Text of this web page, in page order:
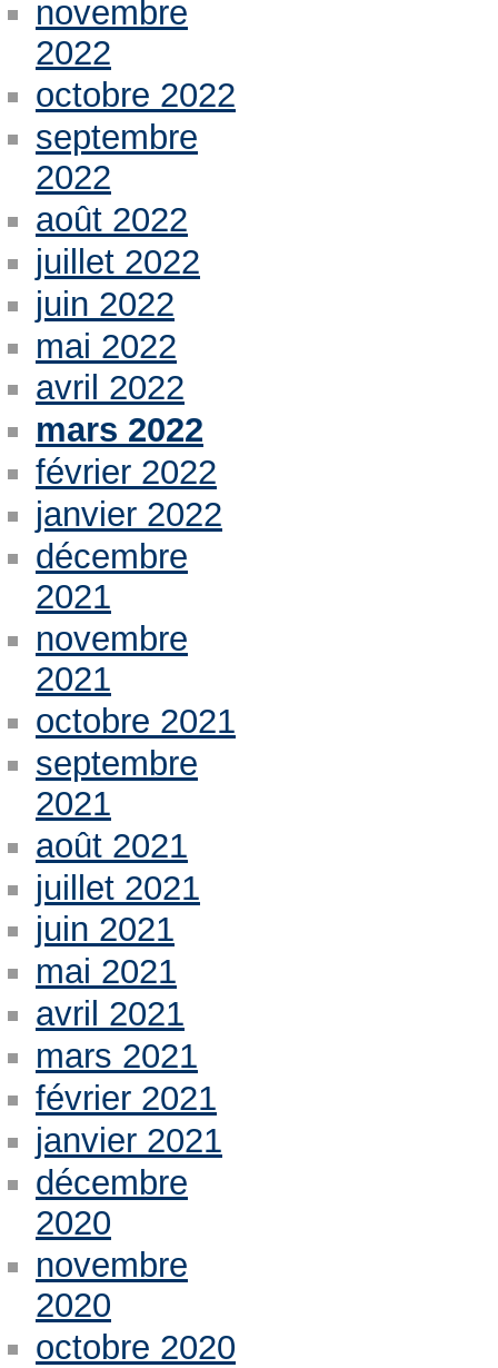
novembre
2022
octobre 2022
septembre
2022
août 2022
juillet 2022
juin 2022
mai 2022
avril 2022
mars 2022
février 2022
janvier 2022
décembre
2021
novembre
2021
octobre 2021
septembre
2021
août 2021
juillet 2021
juin 2021
mai 2021
avril 2021
mars 2021
février 2021
janvier 2021
décembre
2020
novembre
2020
octobre 2020